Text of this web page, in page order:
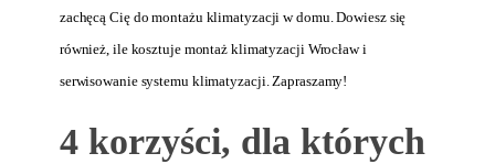
zachęcą Cię do montażu klimatyzacji w domu. Dowiesz się
również, ile kosztuje montaż klimatyzacji Wrocław i
serwisowanie systemu klimatyzacji. Zapraszamy!
4 korzyści, dla których